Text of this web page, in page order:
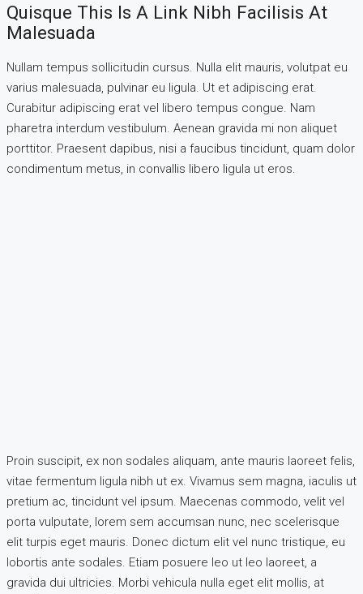
Quisque This Is A Link Nibh Facilisis At
Malesuada
Nullam tempus sollicitudin cursus. Nulla elit mauris, volutpat eu
varius malesuada, pulvinar eu ligula. Ut et adipiscing erat.
Curabitur adipiscing erat vel libero tempus congue. Nam
pharetra interdum vestibulum. Aenean gravida mi non aliquet
porttitor. Praesent dapibus, nisi a faucibus tincidunt, quam dolor
condimentum metus, in convallis libero ligula ut eros.
Proin suscipit, ex non sodales aliquam, ante mauris laoreet felis,
vitae fermentum ligula nibh ut ex. Vivamus sem magna, iaculis ut
pretium ac, tincidunt vel ipsum. Maecenas commodo, velit vel
porta vulputate, lorem sem accumsan nunc, nec scelerisque
elit turpis eget mauris. Donec dictum elit vel nunc tristique, eu
lobortis ante sodales. Etiam posuere leo ut leo laoreet, a
gravida dui ultricies. Morbi vehicula nulla eget elit mollis, at